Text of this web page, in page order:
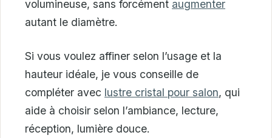
volumineuse, sans forcément augmenter
autant le diamètre.
Si vous voulez affiner selon l’usage et la
hauteur idéale, je vous conseille de
compléter avec lustre cristal pour salon, qui
aide à choisir selon l’ambiance, lecture,
réception, lumière douce.